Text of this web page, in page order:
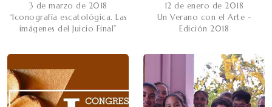
3 de marzo de 2018
“Iconografía escatológica. Las
imágenes del Juicio Final”
12 de enero de 2018
Un Verano con el Arte -
Edición 2018